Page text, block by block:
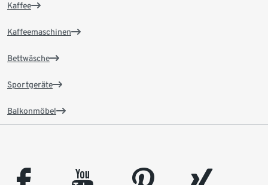
Kaffee
Kaffeemaschinen
Bettwäsche
Sportgeräte
Balkonmöbel